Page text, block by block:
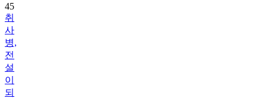
45
취
사
병,
전
설
이
되